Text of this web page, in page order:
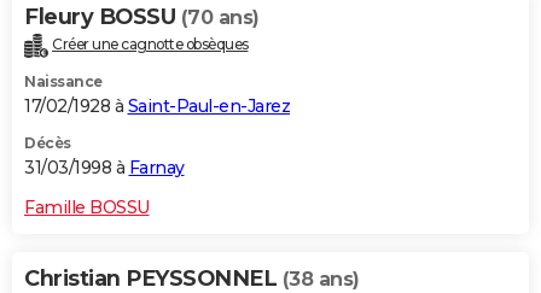
Fleury BOSSU (70 ans)
Créer une cagnotte obsèques
Naissance
17/02/1928 à Saint-Paul-en-Jarez
Décès
31/03/1998 à Farnay
Famille BOSSU
Christian PEYSSONNEL (38 ans)